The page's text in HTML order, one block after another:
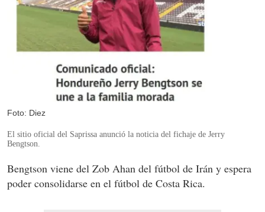
Foto: Diez
El sitio oficial del Saprissa anunció la noticia del fichaje de Jerry
Bengtson.
Bengtson viene del Zob Ahan del fútbol de Irán y espera
poder consolidarse en el fútbol de Costa Rica.